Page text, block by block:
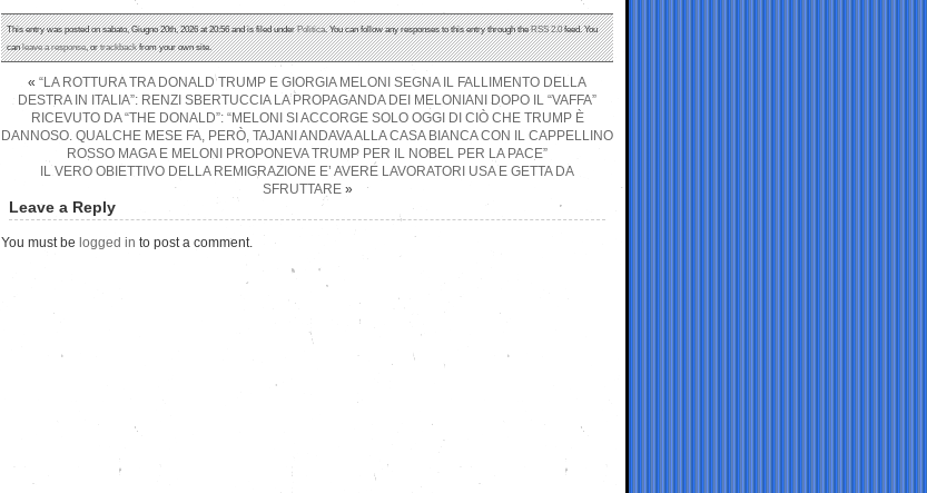
This entry was posted on sabato, Giugno 20th, 2026 at 20:56 and is filed underPolitica. You can follow any responses to this entry through theRSS 2.0feed. You
canleave a response, ortrackbackfrom your own site.
« “LA ROTTURA TRA DONALD TRUMP E GIORGIA MELONI SEGNA IL FALLIMENTO DELLA
DESTRA IN ITALIA”: RENZI SBERTUCCIA LA PROPAGANDA DEI MELONIANI DOPO IL “VAFFA”
RICEVUTO DA “THE DONALD”: “MELONI SI ACCORGE SOLO OGGI DI CIÒ CHE TRUMP È
DANNOSO. QUALCHE MESE FA, PERÒ, TAJANI ANDAVA ALLA CASA BIANCA CON IL CAPPELLINO
ROSSO MAGA E MELONI PROPONEVA TRUMP PER IL NOBEL PER LA PACE”
IL VERO OBIETTIVO DELLA REMIGRAZIONE E’ AVERE LAVORATORI USA E GETTA DA
SFRUTTARE»
Leave a Reply
You must be logged in to post a comment.